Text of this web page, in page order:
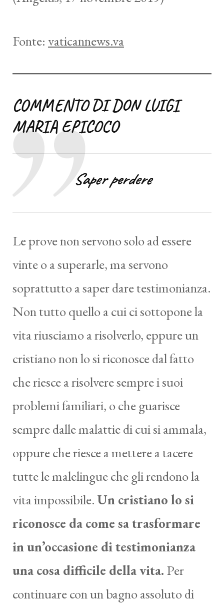
Fonte: vaticannews.va
COMMENTO DI DON LUIGI
MARIA EPICOCO
Saper perdere
Le prove non servono solo ad essere
vinte o a superarle, ma servono
soprattutto a saper dare testimonianza.
Non tutto quello a cui ci sottopone la
vita riusciamo a risolverlo, eppure un
cristiano non lo si riconosce dal fatto
che riesce a risolvere sempre i suoi
problemi familiari, o che guarisce
sempre dalle malattie di cui si ammala,
oppure che riesce a mettere a tacere
tutte le malelingue che gli rendono la
vita impossibile. Un cristiano lo si
riconosce da come sa trasformare
in un’occasione di testimonianza
una cosa difficile della vita. Per
continuare con un bagno assoluto di